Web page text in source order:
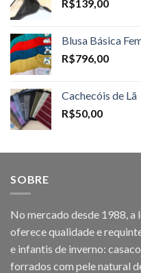
R$139,00
Blusa Básica
R$796,00
Cachecóis de Lã
R$50,00
SOBRE
No mercado desde 1988, a
oferece qualidade e
e infantis de inverno:
forrados com pele natural